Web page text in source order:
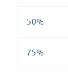
50%
75%